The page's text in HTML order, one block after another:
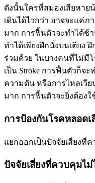
ดังนั้นใครที่สมองเสียหาย
เดินได้ไวกว่า อาจจะแค่ภ
มาก การฟื้นตัวจะทำได้ช้
ทำได้เพียงฝึกนั่งบนเตียง
ร่วมด้วย ในบางคนที่ไม่มี
เป็น Stroke การฟื้นตัวก็จ
ความดัน หรือการไหลเวี
มาก การฟื้นตัวจะยิ่งต้อง
การป้องกันโรคหลอดเ
แยกออกเป็นปัจจัยเสี่ยงที่
ปัจจัยเสี่ยงที่ควบคุมไม่